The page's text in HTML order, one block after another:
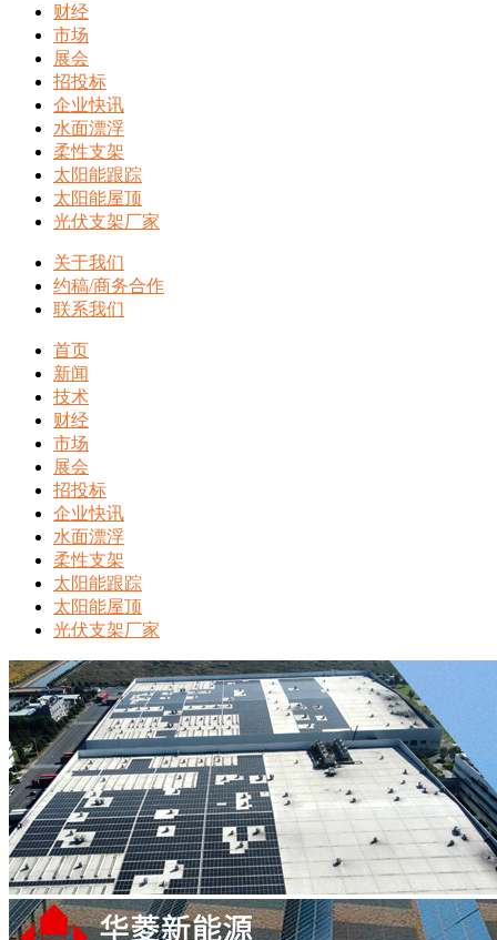
财经
市场
展会
招投标
企业快讯
水面漂浮
柔性支架
太阳能跟踪
太阳能屋顶
光伏支架厂家
关于我们
约稿/商务合作
联系我们
首页
新闻
技术
财经
市场
展会
招投标
企业快讯
水面漂浮
柔性支架
太阳能跟踪
太阳能屋顶
光伏支架厂家